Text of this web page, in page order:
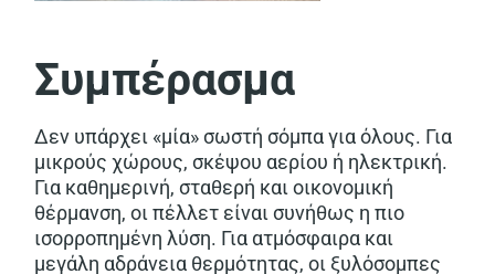
Συμπέρασμα
Δεν υπάρχει «μία» σωστή σόμπα για όλους. Για
μικρούς χώρους, σκέψου αερίου ή ηλεκτρική.
Για καθημερινή, σταθερή και οικονομική
θέρμανση, οι πέλλετ είναι συνήθως η πιο
ισορροπημένη λύση. Για ατμόσφαιρα και
μεγάλη αδράνεια θερμότητας, οι ξυλόσομπες